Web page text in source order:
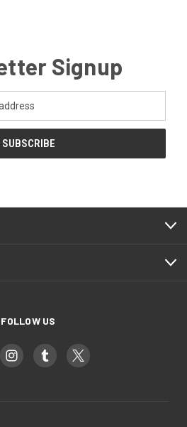
Signup
FOLLOW US